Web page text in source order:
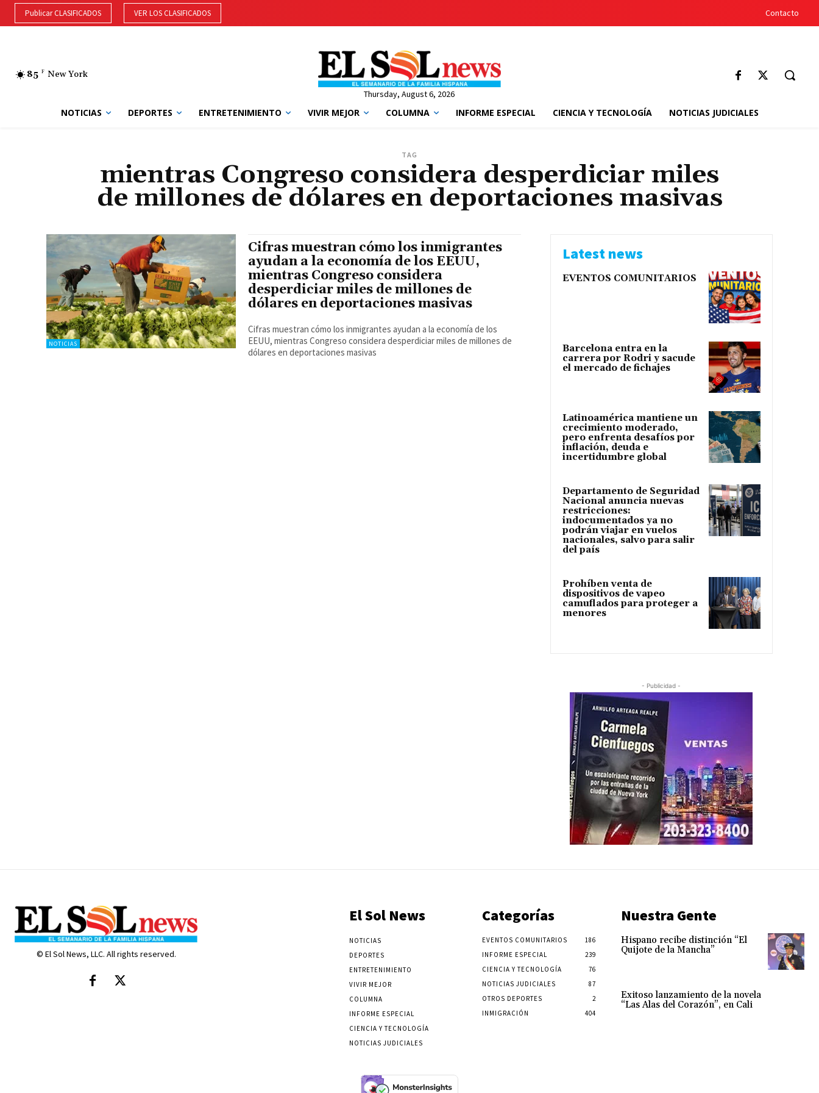
Publicar CLASIFICADOS VER LOS CLASIFICADOS Contacto
85 F New York
Thursday, August 6, 2026
NOTICIAS DEPORTES ENTRETENIMIENTO VIVIR MEJOR COLUMNA INFORME ESPECIAL CIENCIA Y TECNOLOGÍA NOTICIAS JUDICIALES
TAG
mientras Congreso considera desperdiciar miles
de millones de dólares en deportaciones masivas
NOTICIAS
Cifras muestran cómo los inmigrantes
ayudan a la economía de los EEUU,
mientras Congreso considera
desperdiciar miles de millones de
dólares en deportaciones masivas
Cifras muestran cómo los inmigrantes ayudan a la economía de los
EEUU, mientras Congreso considera desperdiciar miles de millones de
dólares en deportaciones masivas
Latest news
EVENTOS COMUNITARIOS
Barcelona entra en la
carrera por Rodri y sacude
el mercado de fichajes
Latinoamérica mantiene un
crecimiento moderado,
pero enfrenta desafíos por
inflación, deuda e
incertidumbre global
Departamento de Seguridad
Nacional anuncia nuevas
restricciones:
indocumentados ya no
podrán viajar en vuelos
nacionales, salvo para salir
del país
Prohíben venta de
dispositivos de vapeo
camuflados para proteger a
menores
- Publicidad -
© El Sol News, LLC. All rights reserved.
El Sol News
NOTICIAS
DEPORTES
ENTRETENIMIENTO
VIVIR MEJOR
COLUMNA
INFORME ESPECIAL
CIENCIA Y TECNOLOGÍA
NOTICIAS JUDICIALES
Categorías
EVENTOS COMUNITARIOS
186
INFORME ESPECIAL
239
CIENCIA Y TECNOLOGÍA
76
NOTICIAS JUDICIALES
87
OTROS DEPORTES
2
INMIGRACIÓN
404
Nuestra Gente
Hispano recibe distinción “El
Quijote de la Mancha”
Exitoso lanzamiento de la novela
“Las Alas del Corazón”, en Cali